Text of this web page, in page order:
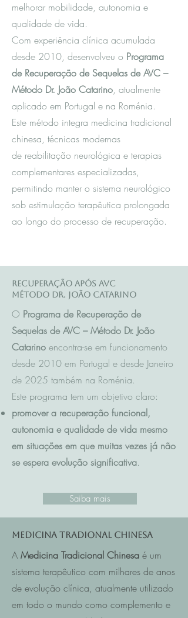
melhorar mobilidade, autonomia e
qualidade de vida.
Com experiência clínica acumulada
desde 2010, desenvolveu o Programa
de Recuperação de Sequelas de AVC –
Método Dr. João Catarino, atualmente
aplicado em Portugal e na Roménia.
Este método integra medicina tradicional
chinesa, técnicas modernas
de reabilitação neurológica e terapias
complementares especializadas,
permitindo manter o sistema neurológico
sob estimulação terapêutica prolongada
ao longo do processo de recuperação.
Recuperação após AVC
Método Dr. João Catarino
O Programa de Recuperação de
Sequelas de AVC – Método Dr. João
Catarino encontra-se em funcionamento
desde 2010 em Portugal e desde Janeiro
de 2025 também na Roménia.
Este programa tem um objetivo claro:
promover a recuperação funcional,
autonomia e qualidade de vida mesmo
em situações em que muitas vezes já não
se espera evolução significativa.
Saiba mais
Medicina Tradional Chinesa
A Medicina Tradicional Chinesa é um
sistema terapêutico com milhares de anos
de evolução clínica, atualmente utilizado
em todo o mundo como complemento e